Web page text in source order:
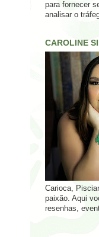
para fornecer
analisar o
CAROLINE
Carioca,
paixão. Aqui
resenhas,